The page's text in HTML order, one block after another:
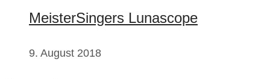
MeisterSingers Lunascope
9. August 2018